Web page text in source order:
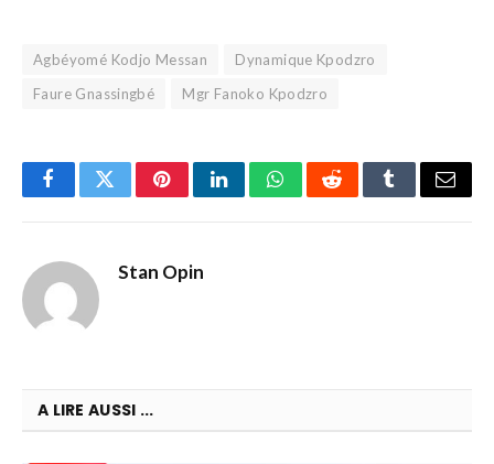
Agbéyomé Kodjo Messan
Dynamique Kpodzro
Faure Gnassingbé
Mgr Fanoko Kpodzro
FacebookTwitterPinterestLinkedInWhatsAppRedditTumblrEmail
Stan Opin
A LIRE AUSSI ...